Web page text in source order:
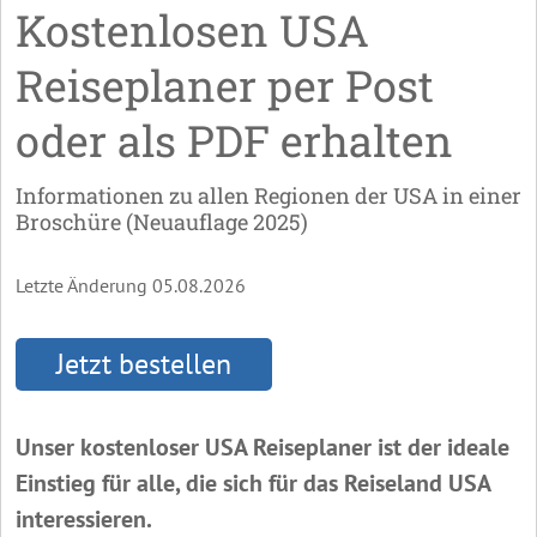
Kostenlosen USA
Reiseplaner per Post
oder als PDF erhalten
Informationen zu allen Regionen der USA in einer
Broschüre (Neuauflage 2025)
Letzte Änderung 05.08.2026
Jetzt bestellen
Unser kostenloser USA Reiseplaner ist der ideale
Einstieg für alle, die sich für das Reiseland USA
interessieren.